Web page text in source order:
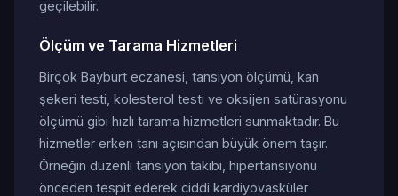
geçilebilir.
Ölçüm ve Tarama Hizmetleri
Birçok Bayburt eczanesi, tansiyon ölçümü, kan
şekeri testi, kolesterol testi ve oksijen satürasyonu
ölçümü gibi hızlı tarama hizmetleri sunmaktadır. Bu
hizmetler erken tanı açısından büyük önem taşır.
Örneğin düzenli tansiyon takibi, hipertansiyonu
önceden tespit ederek ciddi kardiyovasküler